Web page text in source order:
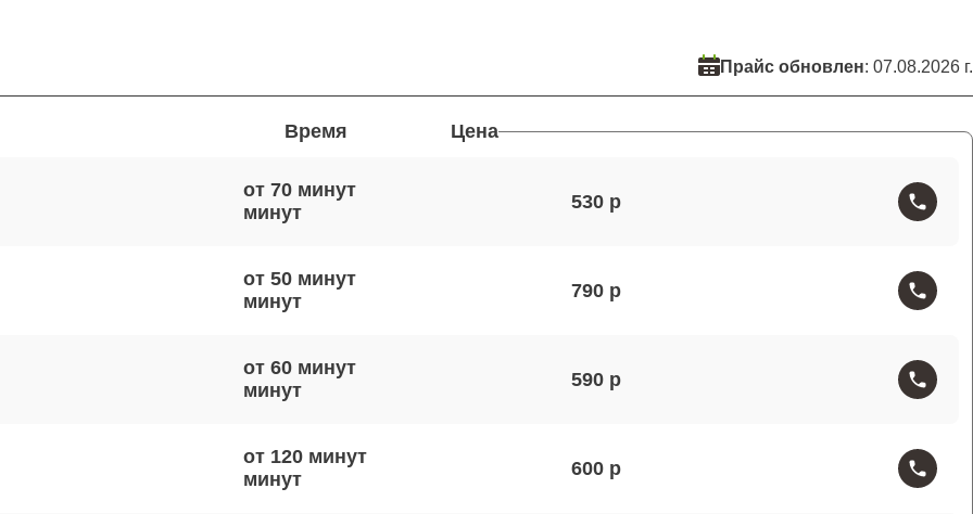
Прайс обновлен: 07.08.2026 г.
Время Цена
от 70 минут
530
от 50 минут
790
от 60 минут
590
от 120 минут
600